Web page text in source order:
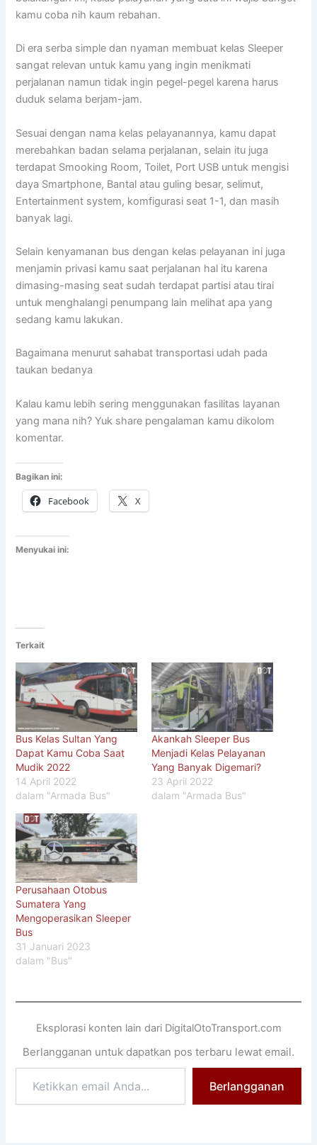
kamu coba nih kaum rebahan.
Di era serba simple dan nyaman membuat kelas Sleeper
sangat relevan untuk kamu yang ingin menikmati
perjalanan namun tidak ingin pegel-pegel karena harus
duduk selama berjam-jam.
Sesuai dengan nama kelas pelayanannya, kamu dapat
merebahkan badan selama perjalanan, selain itu juga
terdapat Smooking Room, Toilet, Port USB untuk mengisi
daya Smartphone, Bantal atau guling besar, selimut,
Entertainment system, komfigurasi seat 1-1, dan masih
banyak lagi.
Selain kenyamanan bus dengan kelas pelayanan ini juga
menjamin privasi kamu saat perjalanan hal itu karena
dimasing-masing seat sudah terdapat partisi atau tirai
untuk menghalangi penumpang lain melihat apa yang
sedang kamu lakukan.
Bagaimana menurut sahabat transportasi udah pada
taukan bedanya
Kalau kamu lebih sering menggunakan fasilitas layanan
yang mana nih? Yuk share pengalaman kamu dikolom
komentar.
Bagikan ini:
Facebook X
Menyukai ini:
Terkait
Bus Kelas Sultan Yang
Dapat Kamu Coba Saat
Mudik 2022
14 April 2022
dalam "Armada Bus"
Akankah Sleeper Bus
Menjadi Kelas Pelayanan
Yang Banyak Digemari?
23 April 2022
dalam "Armada Bus"
Perusahaan Otobus
Sumatera Yang
Mengoperasikan Sleeper
Bus
31 Januari 2023
dalam "Bus"
Eksplorasi konten lain dari DigitalOtoTransport.com
Berlangganan untuk dapatkan pos terbaru lewat email.
email
Anda...
Berlangganan